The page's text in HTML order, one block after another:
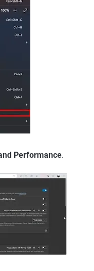
Performance.